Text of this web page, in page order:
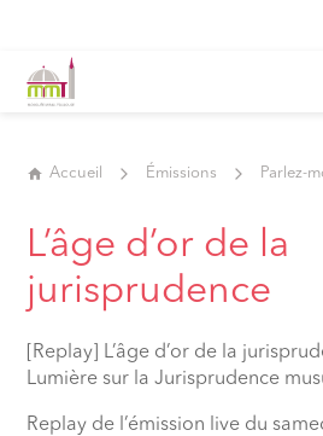
Accueil Émissions Parlez-
L’âge d’or de la
jurisprudence
[Replay] L’âge d’or de la
Lumière sur la Jurisprudence
Replay de l’émission live du